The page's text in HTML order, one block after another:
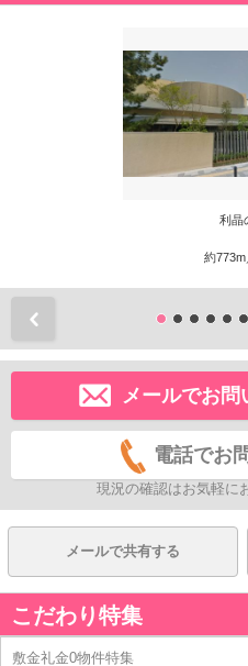
利晶
約
メールでお問
電話でお
現況の確認はお気軽に
メールで共有する
こだわり特集
敷金礼金0物件特集